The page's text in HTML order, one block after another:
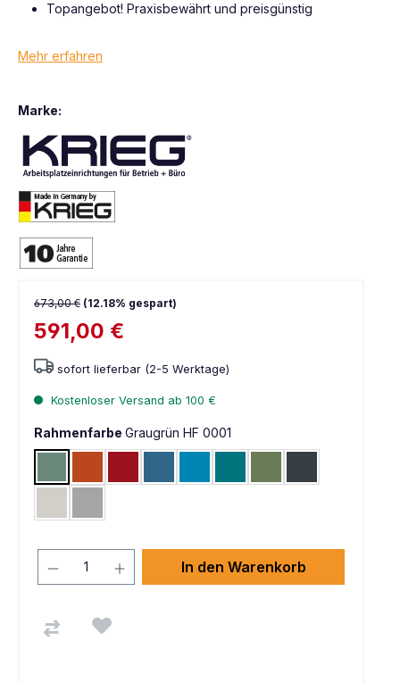
Topangebot! Praxisbewährt und preisgünstig
Mehr erfahren
Marke:
673,00 € (12.18% gespart)
591,00 €
sofort lieferbar (2-5 Werktage)
Kostenloser Versand ab 100 €
Rahmenfarbe Graugrün HF 0001
In den Warenkorb